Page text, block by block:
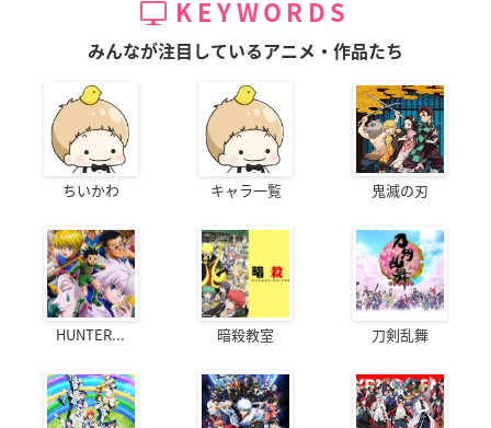
KEYWORDS
みんなが注目しているアニメ・作品たち
ちいかわ キャラ一覧 鬼滅の刃
HUNTER... 暗殺教室 刀剣乱舞